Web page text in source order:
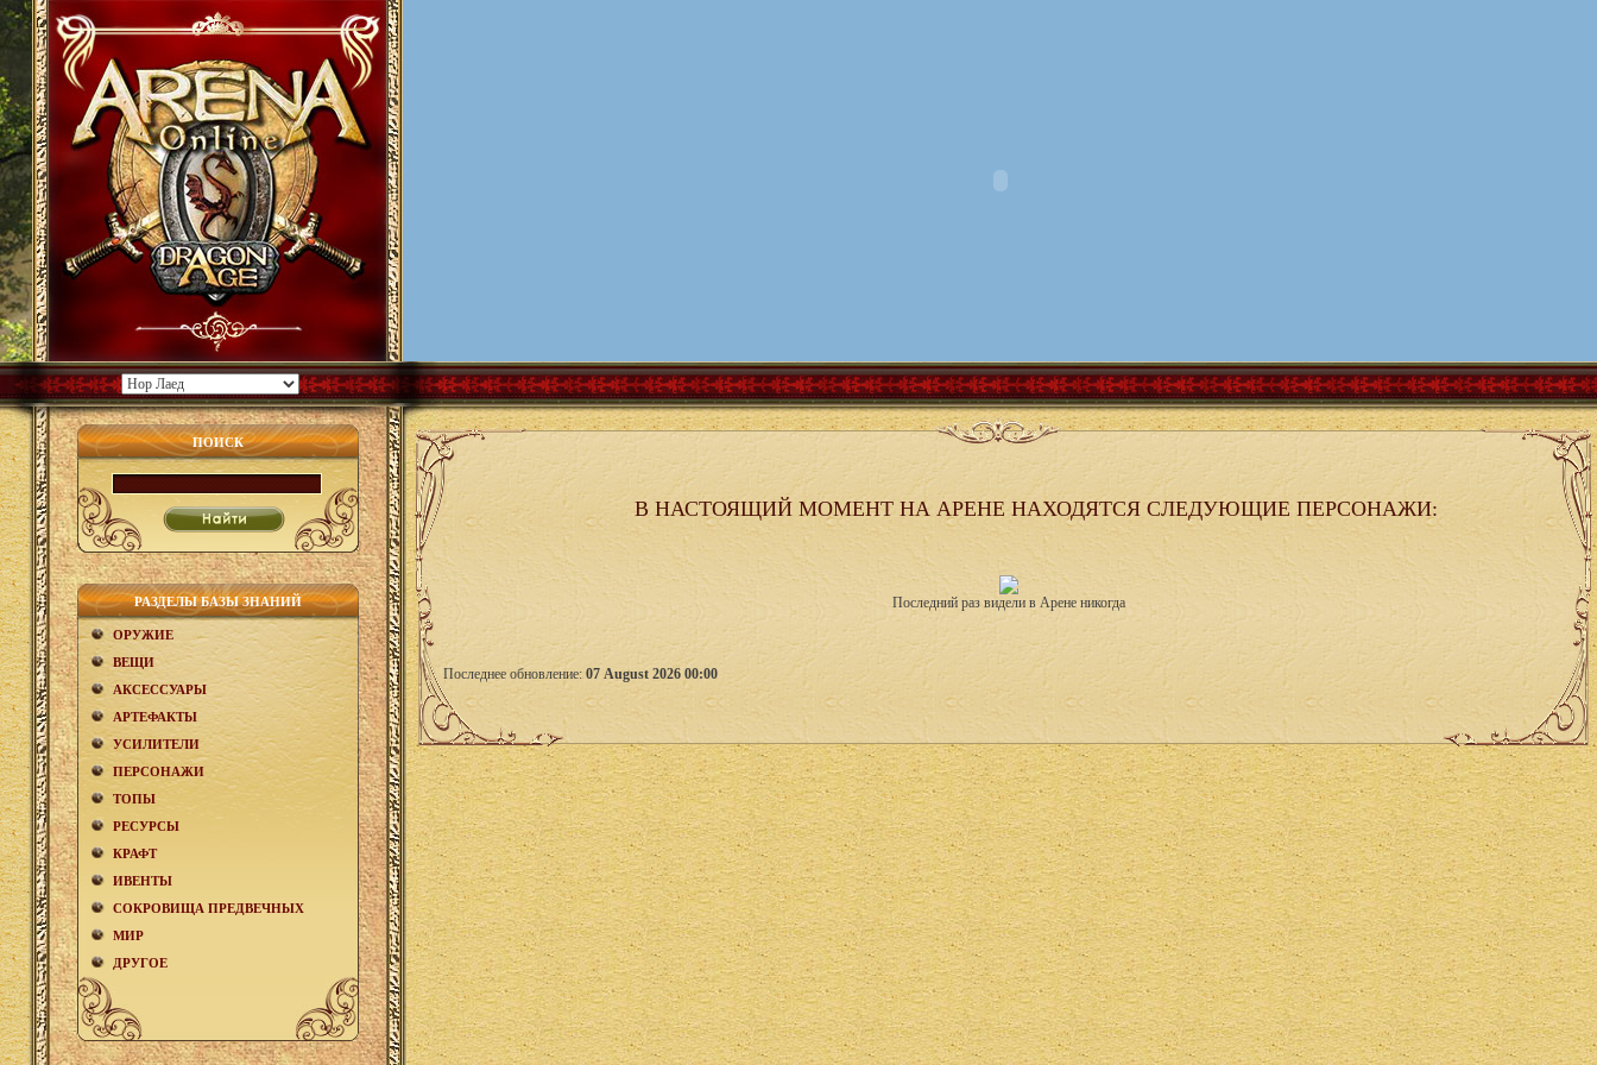
ПОИСК
РАЗДЕЛЫ БАЗЫ ЗНАНИЙ
ОРУЖИЕ
ВЕЩИ
АКCЕСCУАРЫ
АРТЕФАКТЫ
УСИЛИТЕЛИ
ПЕРСОНАЖИ
ТОПЫ
РЕСУРСЫ
КРАФТ
ИВЕНТЫ
СОКРОВИЩА ПРЕДВЕЧНЫХ
МИР
ДРУГОЕ
В НАСТОЯЩИЙ МОМЕНТ НА АРЕНЕ НАХОДЯТСЯ СЛЕДУЮЩИЕ ПЕРСОНАЖИ:
Последний раз видели в Арене никогда
Последнее обновление: 07 August 2026 00:00